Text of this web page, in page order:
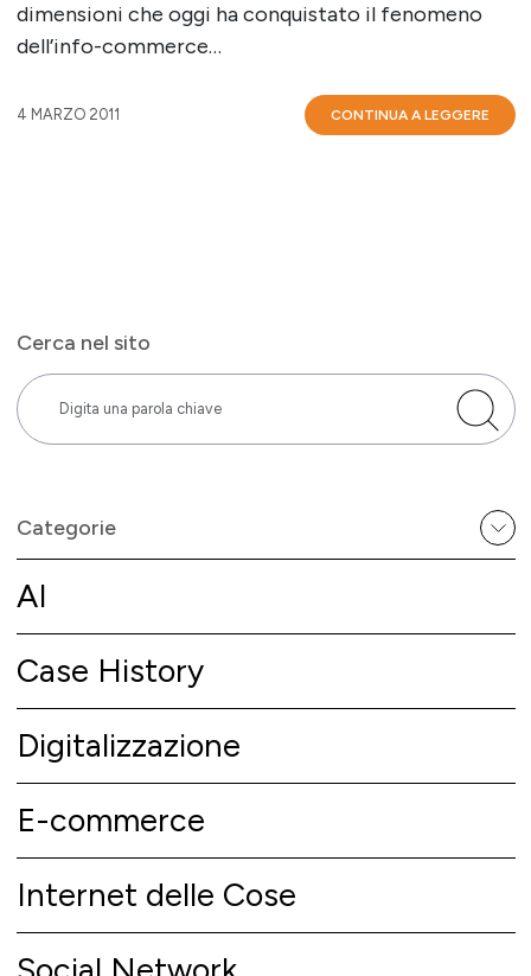
Cerca nel sito
Categorie
AI
Case History
Digitalizzazione
E-commerce
Internet delle Cose
dimensioni che oggi ha conquistato il fenomeno
dell’info-commerce…
4 MARZO 2011 CONTINUA A LEGGERE